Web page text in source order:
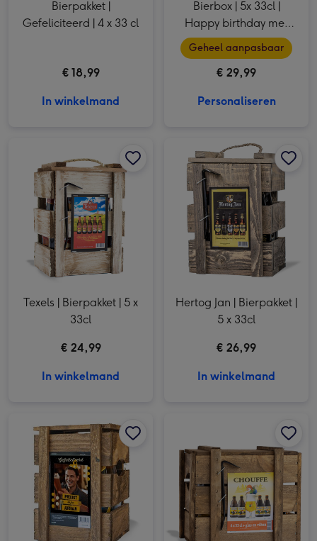
Bierpakket |
Gefeliciteerd | 4 x 33 cl
€ 18,99
In winkelmand
Bierbox | 5x 33cl |
Happy birthday met
eigen naam
Geheel aanpasbaar
€ 29,99
Personaliseren
Texels | Bierpakket | 5 x
33cl
€ 24,99
In winkelmand
Hertog Jan | Bierpakket |
5 x 33cl
€ 26,99
In winkelmand